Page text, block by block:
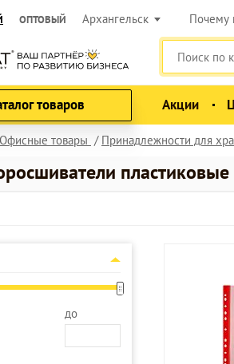
ОПТОВЫЙ Архангельск Почему
товаров Акции
Офисные товары Принадлежности для
пластиковые
до